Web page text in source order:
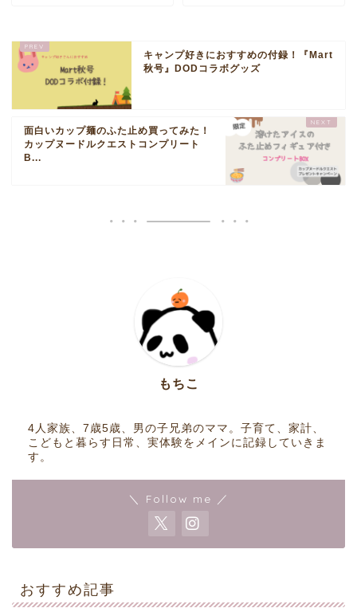
キャンプ好きにおすすめの付録！『Mart
秋号』DODコラボグッズ
面白いカップ麺のふた止め買ってみた！
カップヌードルクエストコンプリート
B...
もちこ
4人家族、7歳5歳、男の子兄弟のママ。子育て、家計、
こどもと暮らす日常、実体験をメインに記録していきま
す。
＼ Follow me ／
おすすめ記事